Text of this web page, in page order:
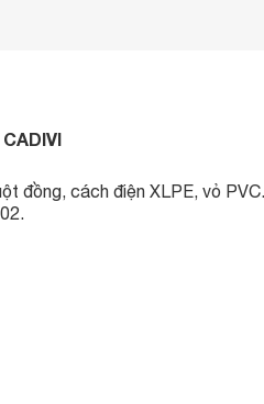
đồng, cách điện XLPE, vỏ PVC.